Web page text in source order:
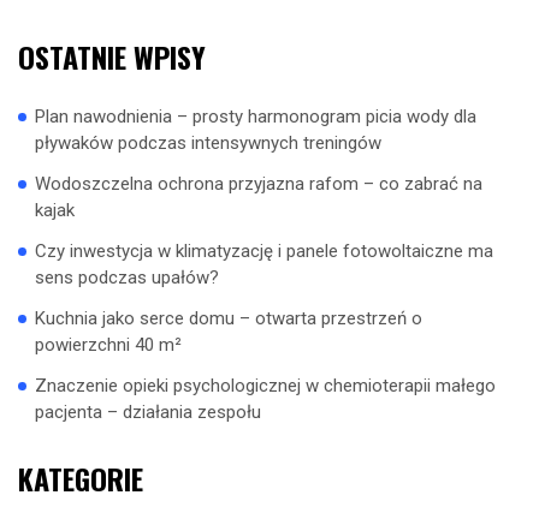
OSTATNIE WPISY
Plan nawodnienia – prosty harmonogram picia wody dla
pływaków podczas intensywnych treningów
Wodoszczelna ochrona przyjazna rafom – co zabrać na
kajak
Czy inwestycja w klimatyzację i panele fotowoltaiczne ma
sens podczas upałów?
Kuchnia jako serce domu – otwarta przestrzeń o
powierzchni 40 m²
Znaczenie opieki psychologicznej w chemioterapii małego
pacjenta – działania zespołu
KATEGORIE